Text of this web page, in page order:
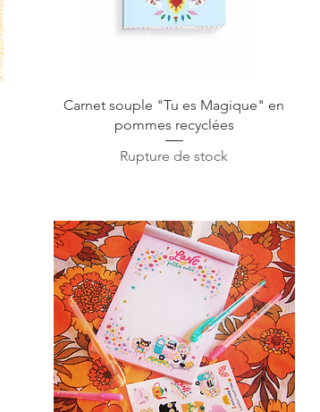
Aperçu rapide
Carnet souple "Tu es Magique" en
pommes recyclées
Rupture de stock